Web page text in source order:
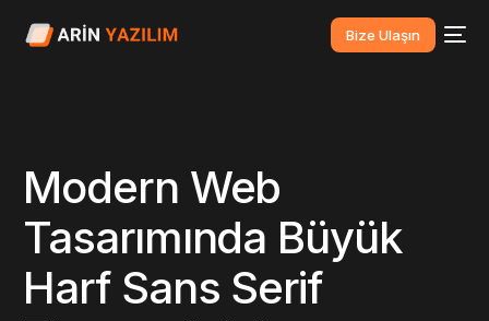
Bize Ulaşın
Modern Web
Tasarımında Büyük
Harf Sans Serif